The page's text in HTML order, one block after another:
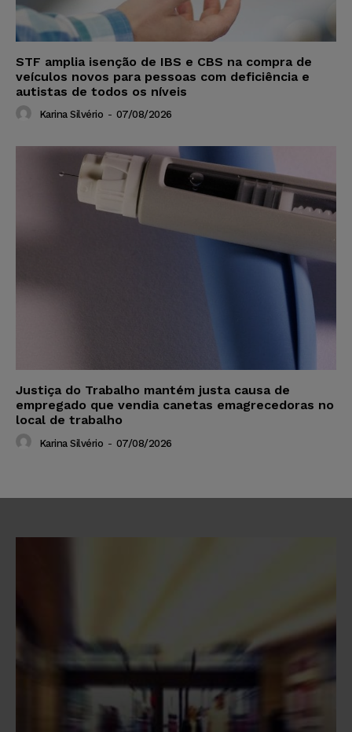
STF amplia isenção de IBS e CBS na compra de
veículos novos para pessoas com deficiência e
autistas de todos os níveis
Karina Silvério - 07/08/2026
Justiça do Trabalho mantém justa causa de
empregado que vendia canetas emagrecedoras no
local de trabalho
Karina Silvério - 07/08/2026